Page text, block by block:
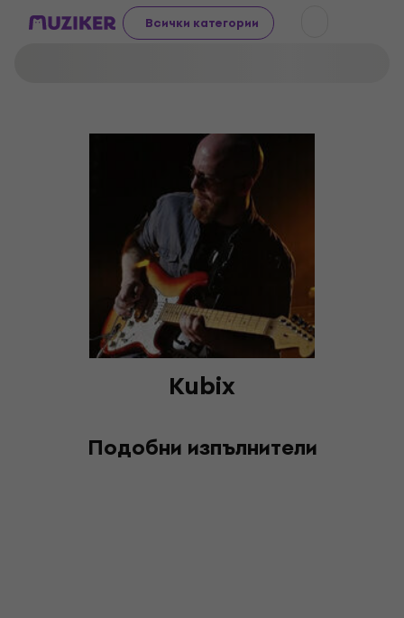
Всички категории
Kubix
Подобни изпълнители